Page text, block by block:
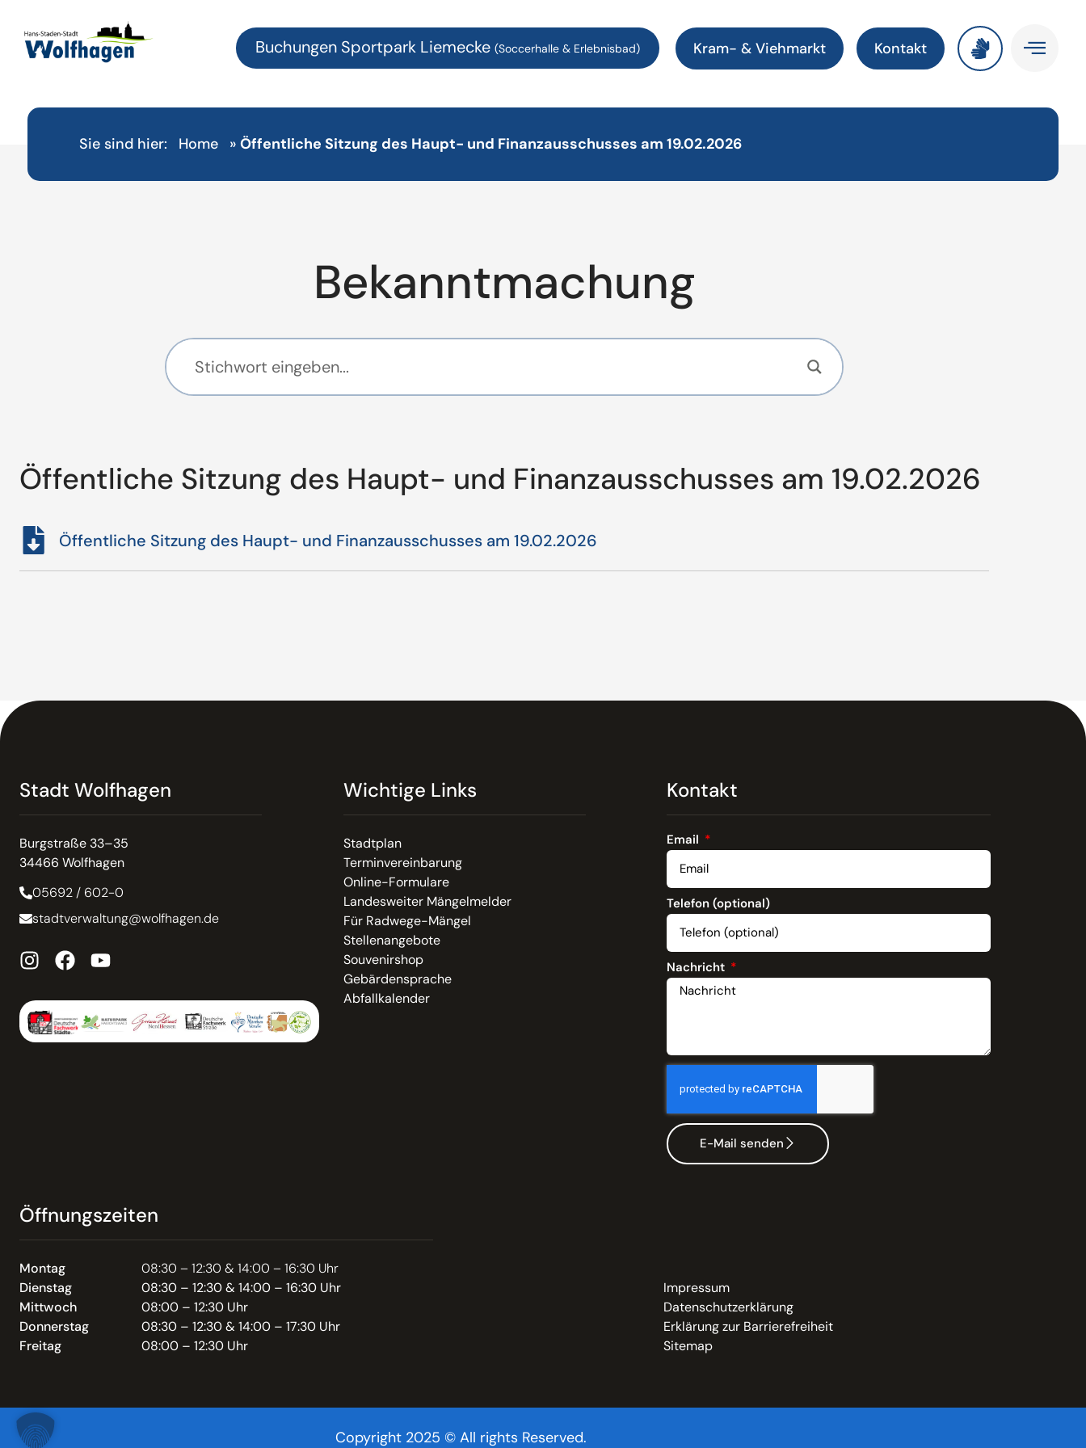
Buchungen Sportpark Liemecke (Soccerhalle & Erlebnisbad) Kram- & Viehmarkt Kontakt
Sie sind hier: Home » Öffentliche Sitzung des Haupt- und Finanzausschusses am 19.02.2026
Bekanntmachung
Öffentliche Sitzung des Haupt- und Finanzausschusses am 19.02.2026
Öffentliche Sitzung des Haupt- und Finanzausschusses am 19.02.2026
Stadt Wolfhagen
Burgstraße 33–35
34466 Wolfhagen
05692 / 602-0
stadtverwaltung@wolfhagen.de
Wichtige Links
Stadtplan
Terminvereinbarung
Online-Formulare
Landesweiter Mängelmelder
Für Radwege-Mängel
Stellenangebote
Souvenirshop
Gebärdensprache
Abfallkalender
Kontakt
Email
Telefon (optional)
Nachricht
E-Mail senden
Öffnungszeiten
Montag
08:30 – 12:30 & 14:00 – 16:30 Uhr
Dienstag
08:30 – 12:30 & 14:00 – 16:30 Uhr
Mittwoch
08:00 – 12:30 Uhr
Donnerstag
08:30 – 12:30 & 14:00 – 17:30 Uhr
Freitag
08:00 – 12:30 Uhr
Impressum
Datenschutzerklärung
Erklärung zur Barrierefreiheit
Sitemap
Copyright 2025 © All rights Reserved.